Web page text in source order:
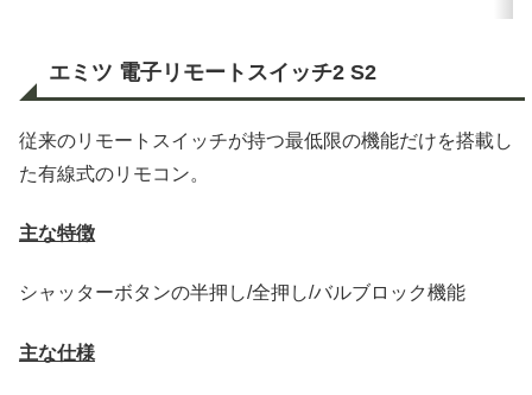
エミツ 電子リモートスイッチ2 S2
従来のリモートスイッチが持つ最低限の機能だけを搭載し
た有線式のリモコン。
主な特徴
シャッターボタンの半押し/全押し/バルブロック機能
主な仕様